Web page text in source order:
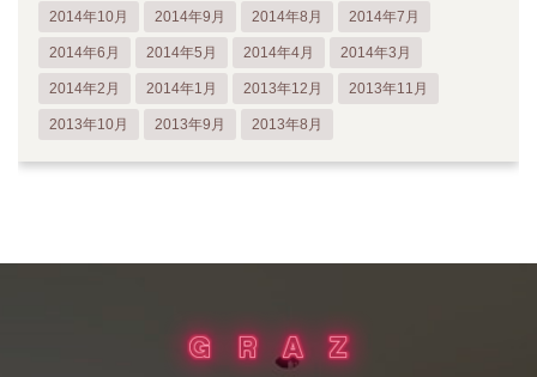
2014年10月 2014年9月 2014年8月 2014年7月
2014年6月 2014年5月 2014年4月 2014年3月
2014年2月 2014年1月 2013年12月 2013年11月
2013年10月 2013年9月 2013年8月